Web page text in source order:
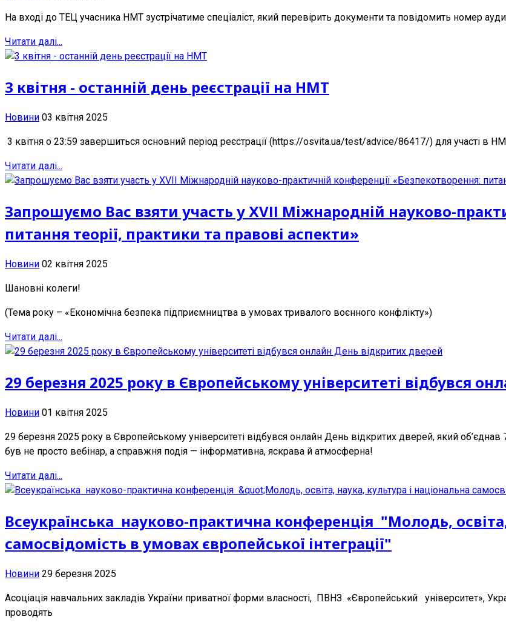
На вході до ТЕЦ учасника НМТ зустрічатиме спеціаліст, який перевірить документи та повідомить номер
Читати далі...
3 квітня - останній день реєстрації на НМТ
Новини 03 квітня 2025
3 квітня о 23:59 завершиться основний період реєстрації (https://osvita.ua/test/advice/86417/) для участі в
Читати далі...
Запрошуємо Вас взяти участь у ХVІІ Міжнародній науково-
питання теорії, практики та правові аспекти»
Новини 02 квітня 2025
Шановні колеги!
(Тема року – «Економічна безпека підприємництва в умовах тривалого воєнного конфлікту»)
Читати далі...
29 березня 2025 року в Європейському університеті відбувся
Новини 01 квітня 2025
29 березня 2025 року в Європейському університеті відбувся онлайн День відкритих дверей, який об’єднав
був не просто вебінар, а справжня подія — інформативна, яскрава й атмосферна!
Читати далі...
Всеукраїнська науково-практична конференція "Молодь,
самосвідомість в умовах європейської інтеграції"
Новини 29 березня 2025
Асоціація навчальних закладів України приватної форми власності, ПВНЗ «Європейський університет»,
проводять